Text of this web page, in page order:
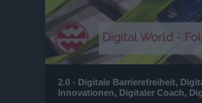
2.0 - Digitale Barrierefreiheit,
Innovationen, Digitaler Coach,